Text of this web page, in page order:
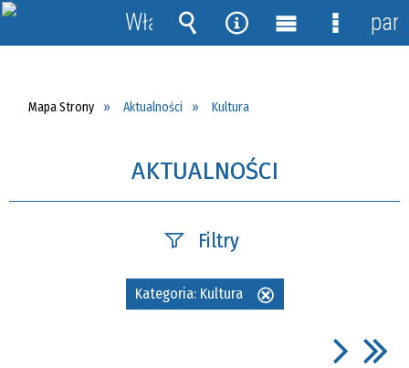
Mapa Strony Aktualności Kultura
AKTUALNOŚCI
Filtry
Szukana fraza
Kategoria: Kultura
Włącz
powiadomienia
Wyszukiwarka
Narzędzia
MenuMenu